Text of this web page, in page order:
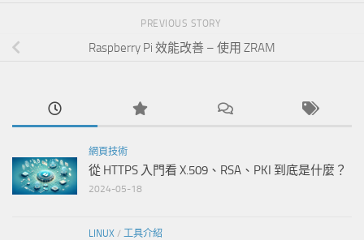
PREVIOUS STORY
Raspberry Pi 效能改善 – 使用 ZRAM
網頁技術
從 HTTPS 入門看 X.509、RSA、PKI 到底是什麼？
2024-05-18
LINUX / 工具介紹